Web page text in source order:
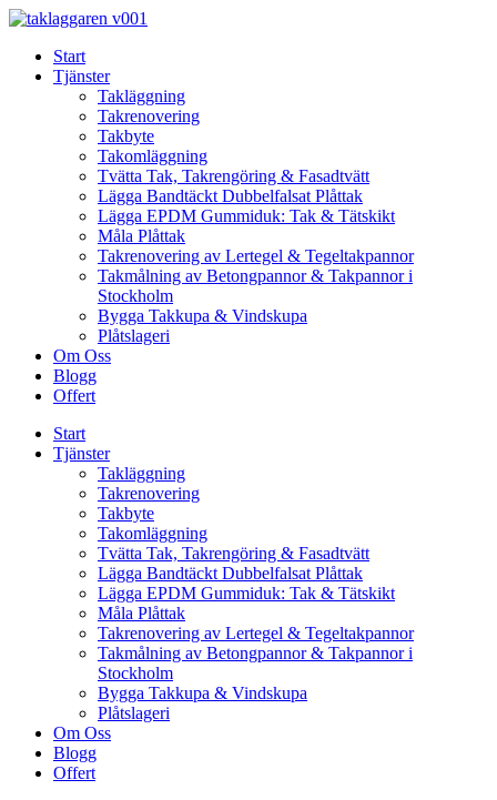
Skip
contentStart
Tjänster
Takläggning
Takrenovering
Takbyte
Takomläggning
Tvätta Tak, Takrengöring & Fasadtvätt
Lägga Bandtäckt Dubbelfalsat Plåttak
Lägga EPDM Gummiduk: Tak & Tätskikt
Måla Plåttak
Takrenovering av Lertegel & Tegeltakpannor
Takmålning av Betongpannor & Takpannor i
Stockholm
Bygga Takkupa & Vindskupa
Plåtslageri
Om Oss
Blogg
Offert
Start
Tjänster
Takläggning
Takrenovering
Takbyte
Takomläggning
Tvätta Tak, Takrengöring & Fasadtvätt
Lägga Bandtäckt Dubbelfalsat Plåttak
Lägga EPDM Gummiduk: Tak & Tätskikt
Måla Plåttak
Takrenovering av Lertegel & Tegeltakpannor
Takmålning av Betongpannor & Takpannor i
Stockholm
Bygga Takkupa & Vindskupa
Plåtslageri
Om Oss
Blogg
Offert